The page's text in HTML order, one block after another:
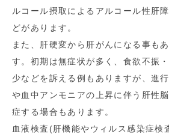
ルコール摂取によるアルコール性肝
どがあります。
また、肝硬変から肝がんになる事も
す。初期は無症状が多く、食欲不振
少などを訴える例もありますが、進
や血中アンモニアの上昇に伴う肝性
症する場合もあります。
血液検査(肝機能やウィルス感染症検